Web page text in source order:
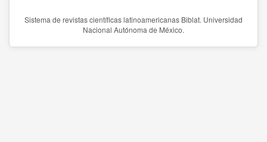
Sistema de revistas científicas latinoamericanas Biblat. Universidad
Nacional Autónoma de México.